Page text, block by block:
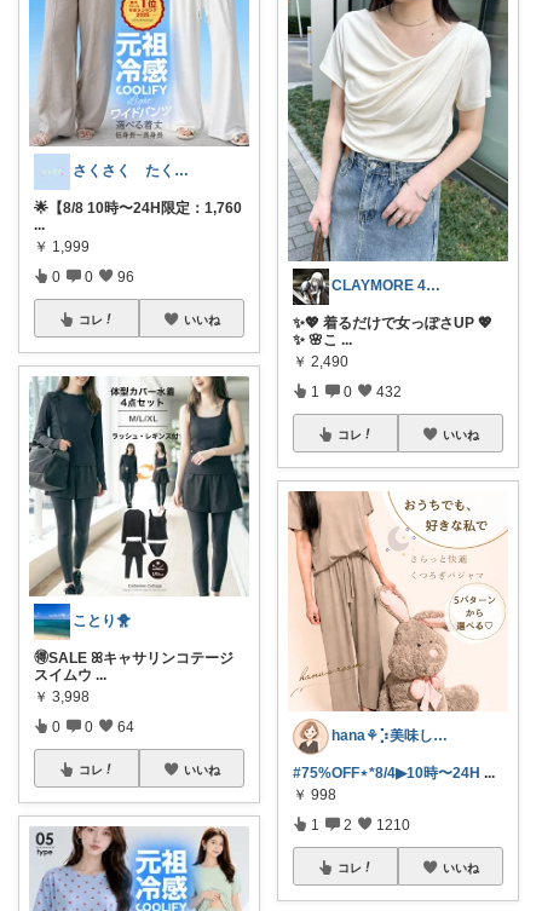
さくさく たくさんの訪問感謝です🙇
🌟【8/8 10時〜24H限定：1,760
...
￥ 1,999
0 0 96
コレ いいね
ことり🐥
🉐SALE ꕤキャサリンコテージ
スイムウ ...
￥ 3,998
0 0 64
コレ いいね
CLAYMORE 4日経由購入感謝です
✨💖 着るだけで女っぽさUP 💖
✨ 🌸こ ...
￥ 2,490
1 0 432
コレ いいね
hana‎‎⚘⡱美味しい暮らし🤍𐙚
#75%OFF⋆*8/4▶︎10時〜24H ...
￥ 998
1 2 1210
コレ いいね